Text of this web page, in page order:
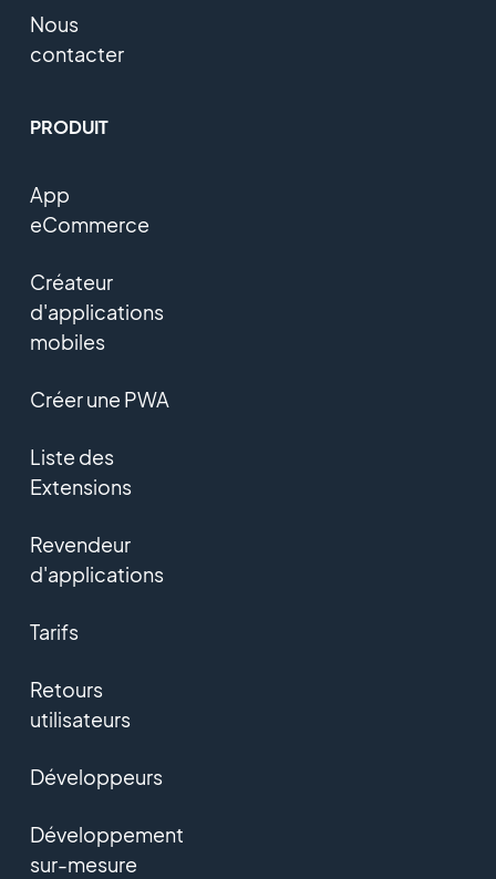
Nous
contacter
PRODUIT
App
eCommerce
Créateur
d'applications
mobiles
Créer une PWA
Liste des
Extensions
Revendeur
d'applications
Tarifs
Retours
utilisateurs
Développeurs
Développement
sur-mesure